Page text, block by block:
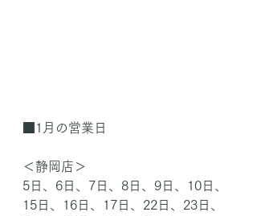
■1月の営業日
＜静岡店＞
5日、6日、7日、8日、9日、10日、
15日、16日、17日、22日、23日、